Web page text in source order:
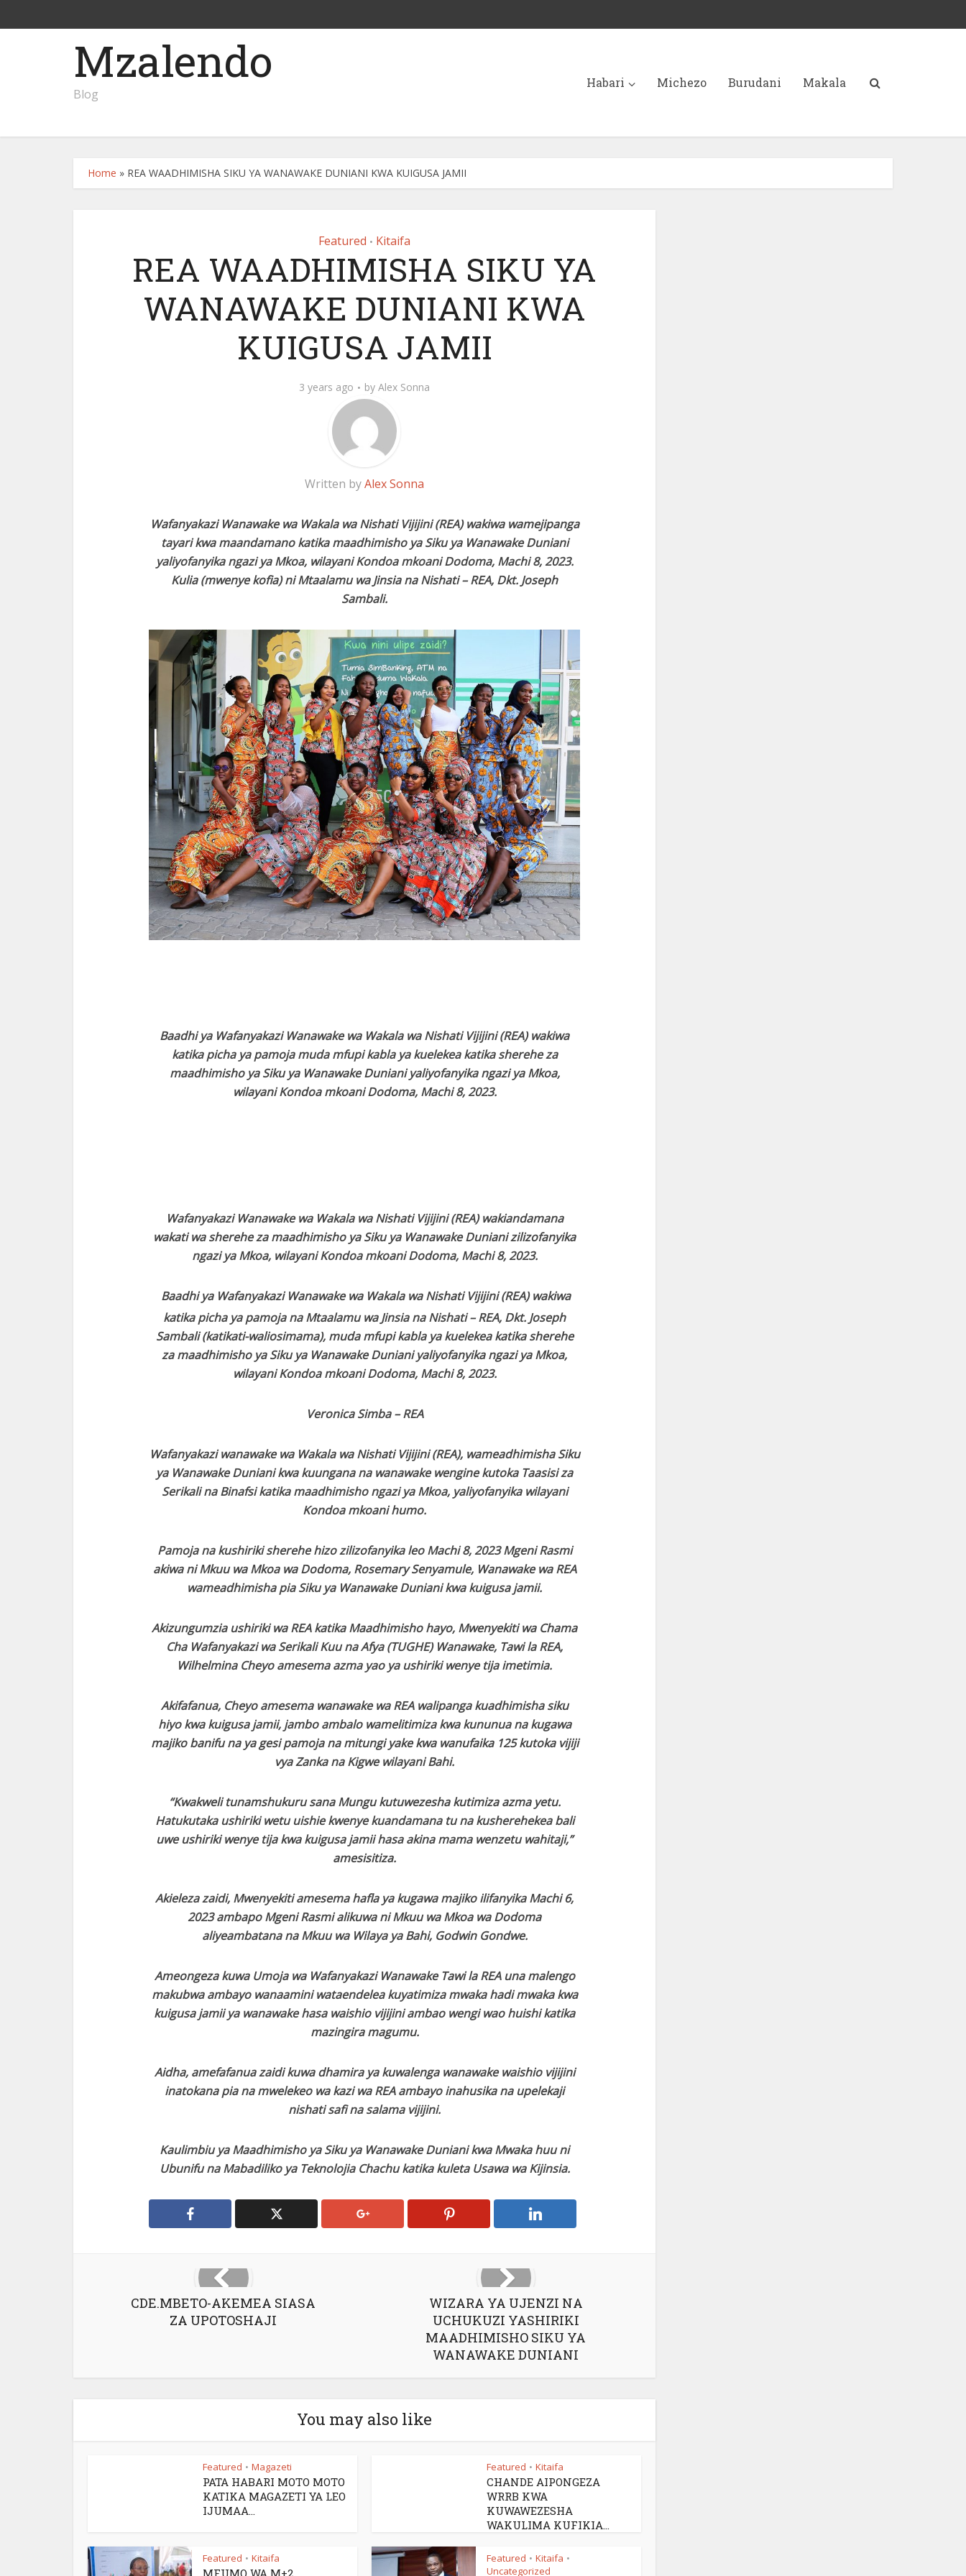
Mzalendo
Blog
Habari Michezo Burudani Makala
Home » REA WAADHIMISHA SIKU YA WANAWAKE DUNIANI KWA KUIGUSA JAMII
Featured • Kitaifa
REA WAADHIMISHA SIKU YA
WANAWAKE DUNIANI KWA
KUIGUSA JAMII
3 years ago by Alex Sonna
Written byAlex Sonna
Wafanyakazi Wanawake wa Wakala wa Nishati Vijijini (REA) wakiwa wamejipanga
tayari kwa maandamano katika maadhimisho ya Siku ya Wanawake Duniani
yaliyofanyika ngazi ya Mkoa, wilayani Kondoa mkoani Dodoma, Machi 8, 2023.
Kulia (mwenye kofia) ni Mtaalamu wa Jinsia na Nishati – REA, Dkt. Joseph
Sambali.
Baadhi ya Wafanyakazi Wanawake wa Wakala wa Nishati Vijijini (REA) wakiwa
katika picha ya pamoja muda mfupi kabla ya kuelekea katika sherehe za
maadhimisho ya Siku ya Wanawake Duniani yaliyofanyika ngazi ya Mkoa,
wilayani Kondoa mkoani Dodoma, Machi 8, 2023.
Wafanyakazi Wanawake wa Wakala wa Nishati Vijijini (REA) wakiandamana
wakati wa sherehe za maadhimisho ya Siku ya Wanawake Duniani zilizofanyika
ngazi ya Mkoa, wilayani Kondoa mkoani Dodoma, Machi 8, 2023.
Baadhi ya Wafanyakazi Wanawake wa Wakala wa Nishati Vijijini (REA) wakiwa
katika picha ya pamoja na Mtaalamu wa Jinsia na Nishati – REA, Dkt. Joseph
Sambali (katikati-waliosimama), muda mfupi kabla ya kuelekea katika sherehe
za maadhimisho ya Siku ya Wanawake Duniani yaliyofanyika ngazi ya Mkoa,
wilayani Kondoa mkoani Dodoma, Machi 8, 2023.
Veronica Simba – REA
Wafanyakazi wanawake wa Wakala wa Nishati Vijijini (REA), wameadhimisha Siku
ya Wanawake Duniani kwa kuungana na wanawake wengine kutoka Taasisi za
Serikali na Binafsi katika maadhimisho ngazi ya Mkoa, yaliyofanyika wilayani
Kondoa mkoani humo.
Pamoja na kushiriki sherehe hizo zilizofanyika leo Machi 8, 2023 Mgeni Rasmi
akiwa ni Mkuu wa Mkoa wa Dodoma, Rosemary Senyamule, Wanawake wa REA
wameadhimisha pia Siku ya Wanawake Duniani kwa kuigusa jamii.
Akizungumzia ushiriki wa REA katika Maadhimisho hayo, Mwenyekiti wa Chama
Cha Wafanyakazi wa Serikali Kuu na Afya (TUGHE) Wanawake, Tawi la REA,
Wilhelmina Cheyo amesema azma yao ya ushiriki wenye tija imetimia.
Akifafanua, Cheyo amesema wanawake wa REA walipanga kuadhimisha siku
hiyo kwa kuigusa jamii, jambo ambalo wamelitimiza kwa kununua na kugawa
majiko banifu na ya gesi pamoja na mitungi yake kwa wanufaika 125 kutoka vijiji
vya Zanka na Kigwe wilayani Bahi.
“Kwakweli tunamshukuru sana Mungu kutuwezesha kutimiza azma yetu.
Hatukutaka ushiriki wetu uishie kwenye kuandamana tu na kusherehekea bali
uwe ushiriki wenye tija kwa kuigusa jamii hasa akina mama wenzetu wahitaji,”
amesisitiza.
Akieleza zaidi, Mwenyekiti amesema hafla ya kugawa majiko ilifanyika Machi 6,
2023 ambapo Mgeni Rasmi alikuwa ni Mkuu wa Mkoa wa Dodoma
aliyeambatana na Mkuu wa Wilaya ya Bahi, Godwin Gondwe.
Ameongeza kuwa Umoja wa Wafanyakazi Wanawake Tawi la REA una malengo
makubwa ambayo wanaamini wataendelea kuyatimiza mwaka hadi mwaka kwa
kuigusa jamii ya wanawake hasa waishio vijijini ambao wengi wao huishi katika
mazingira magumu.
Aidha, amefafanua zaidi kuwa dhamira ya kuwalenga wanawake waishio vijijini
inatokana pia na mwelekeo wa kazi wa REA ambayo inahusika na upelekaji
nishati safi na salama vijijini.
Kaulimbiu ya Maadhimisho ya Siku ya Wanawake Duniani kwa Mwaka huu ni
Ubunifu na Mabadiliko ya Teknolojia Chachu katika kuleta Usawa wa Kijinsia.
CDE.MBETO-AKEMEA SIASA
ZA UPOTOSHAJI
WIZARA YA UJENZI NA
UCHUKUZI YASHIRIKI
MAADHIMISHO SIKU YA
WANAWAKE DUNIANI
You may also like
Featured • Magazeti
PATA HABARI MOTO MOTO
KATIKA MAGAZETI YA LEO
IJUMAA...
Featured • Kitaifa
CHANDE AIPONGEZA
WRRB KWA
KUWAWEZESHA
WAKULIMA KUFIKIA...
Featured • Kitaifa
MFUMO WA M+2
Featured • Kitaifa •
Uncategorized